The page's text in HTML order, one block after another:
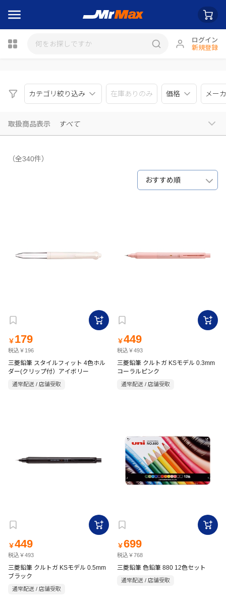
ログイン
新規登録
カテゴリ絞り込み 在庫ありのみ 価格 メー
取扱商品表示 すべて
（全340件）
おすすめ順
￥ 179
税込￥196
三菱鉛筆 スタイルフィット 4色ホル
ダー(クリップ付）アイボリー
通常配送 / 店舗受取
￥449
税込￥493
三菱鉛筆 クルトガ KSモデル 0.3mm
コーラルピンク
通常配送 / 店舗受取
￥449
税込￥493
三菱鉛筆 クルトガ KSモデル 0.5mm
ブラック
通常配送 / 店舗受取
￥699
税込￥768
三菱鉛筆 色鉛筆 880 12色セット
通常配送 / 店舗受取